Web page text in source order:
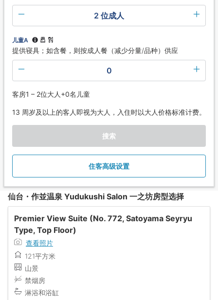
2 位成人
儿童A
提供寝具；如含餐，则按成人餐（减少分量/品种）供应
0
客房1 – 2位大人+0名儿童
13 周岁及以上的客人即视为大人，入住时以大人价格标准计费。
搜索
住客高级设置
仙台・作並温泉 Yudukushi Salon 一之坊房型选择
Premier View Suite (No. 772, Satoyama Seyryu
Type, Top Floor)
查看照片
121平方米
山景
禁烟房
淋浴和浴缸